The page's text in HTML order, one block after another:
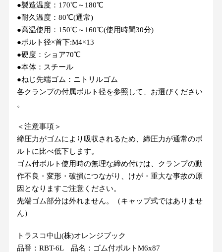
●​製​造​温​度​：​1​7​0​℃​～​1​8​0​℃
​●​耐​久​温​度​：​8​0​℃​(​通​常​)
​●​高​温​使​用​：​1​5​0​℃​～​1​6​0​℃​(​使​用​時​間​3​0​分​)
​●​ボ​ル​ト​径​×​首​下​:​M​4​×​13
​●​硬​度​：​シ​ョ​ア​7​0​℃
●​本​体​：​スチール
​●​ね​じ​先​端​ゴ​ム​：​ニ​ト​リ​ル​ゴ​ム
各​ク​ラ​ン​プ​の​付​属​ボ​ル​ト​径​を​参​照​し​て​、​お​選​び​く​だ​さ​い​
。
＜注意事項＞
締圧力がゴムにより吸収されるため、締圧力が通常のボ
ルトに比べ低下します。
ゴム付ボルト使用時の無理な締め付けは、クランプの動
作不良・変形・破損につながり、けが・重大な事故の原
因となりますご注意ください。
先端ゴム部分は外れません。（キャップ式ではありませ
ん）
トラスコ中山(株)オレンジブック
品番：RBT-6L 品名：ゴム付ボルトM6x87